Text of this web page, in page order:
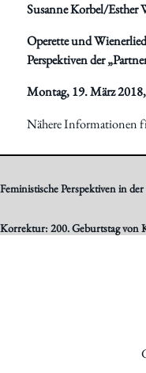
Susanne Korbel/Esther
Operette und
Perspektiven der
Montag, 19. März
Nähere Informationen
Feministische Perspektiven in
Korrektur: 200. Geburtstag von